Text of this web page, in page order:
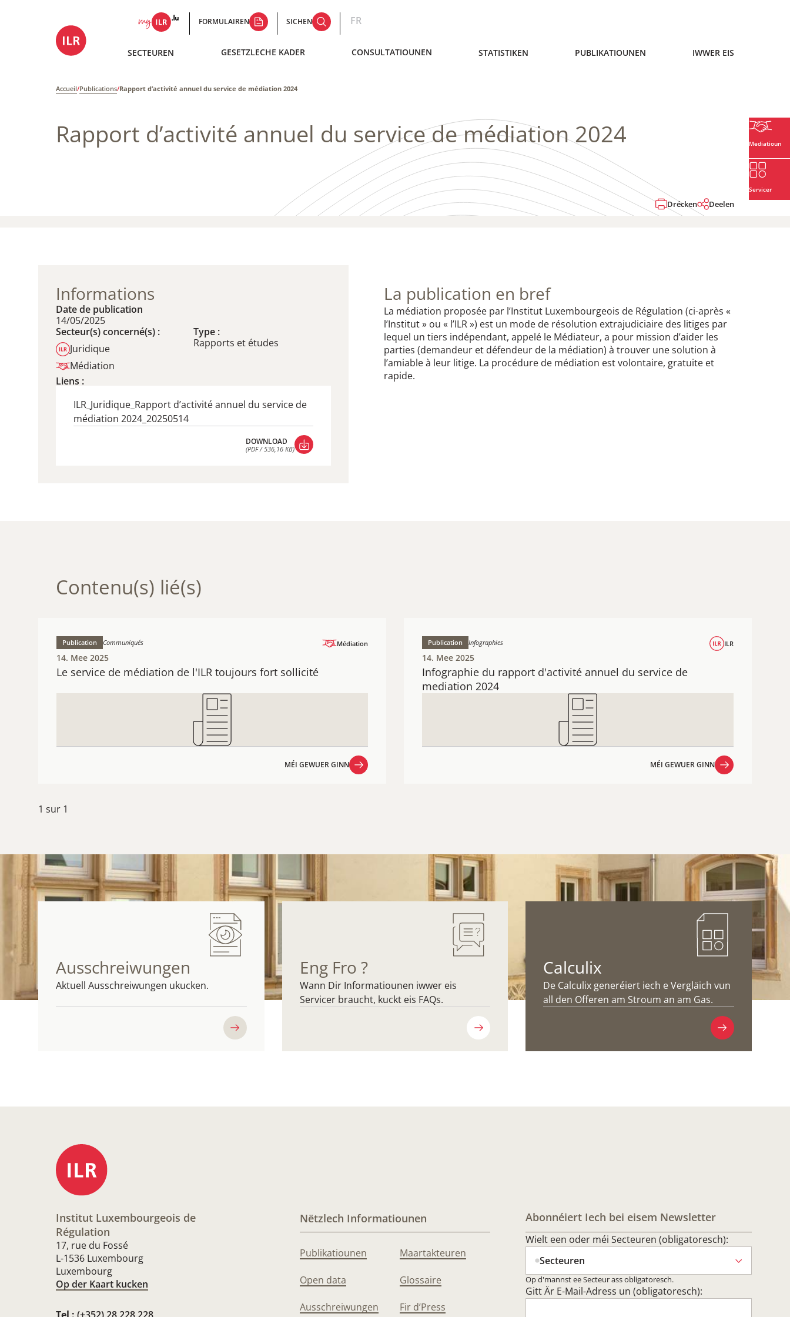
FORMULAIREN SICHEN FR
SECTEUREN GESETZLECHE KADER CONSULTATIOUNEN STATISTIKEN PUBLIKATIOUNEN IWWER EIS
Accueil/Publications/Rapport d’activité annuel du service de médiation 2024
Mediatioun
Servicer
Rapport d’activité annuel du service de médiation 2024
Drécken Deelen
Informations
Date de publication
14/05/2025
Secteur(s) concerné(s) :
Juridique
Médiation
Type :
Rapports et études
Liens :
ILR_Juridique_Rapport d’activité annuel du service de
médiation 2024_20250514
DOWNLOAD
(PDF / 536,16 KB)
La publication en bref
La médiation proposée par l’Institut Luxembourgeois de Régulation (ci-après «
l’Institut » ou « l’ILR ») est un mode de résolution extrajudiciaire des litiges par
lequel un tiers indépendant, appelé le Médiateur, a pour mission d’aider les
parties (demandeur et défendeur de la médiation) à trouver une solution à
l’amiable à leur litige. La procédure de médiation est volontaire, gratuite et
rapide.
Contenu(s) lié(s)
Le service de médiation de l'ILR toujours fort sollicité
Publication Communiqués Médiation
14. Mee 2025
MÉI GEWUER GINN
Infographie du rapport d'activité annuel du service de
mediation 2024
Publication Infographies ILR
14. Mee 2025
MÉI GEWUER GINN
1 sur 1
Ausschreiwungen
Aktuell Ausschreiwungen ukucken.
Eng Fro ?
Wann Dir Informatiounen iwwer eis
Servicer braucht, kuckt eis FAQs.
Calculix
De Calculix generéiert iech e Vergläich vun
all den Offeren am Stroum an am Gas.
Institut Luxembourgeois de
Régulation
17, rue du Fossé
L-1536 Luxembourg
Luxembourg
Op der Kaart kucken
Nëtzlech Informatiounen
Publikatiounen
Open data
Ausschreiwungen
Maartakteuren
Glossaire
Fir d’Press
Abonnéiert Iech bei eisem Newsletter
Wielt een oder méi Secteuren (obligatoresch):
Secteuren
Op d'mannst ee Secteur ass obligatoresch.
Gitt Är E-Mail-Adress un (obligatoresch):